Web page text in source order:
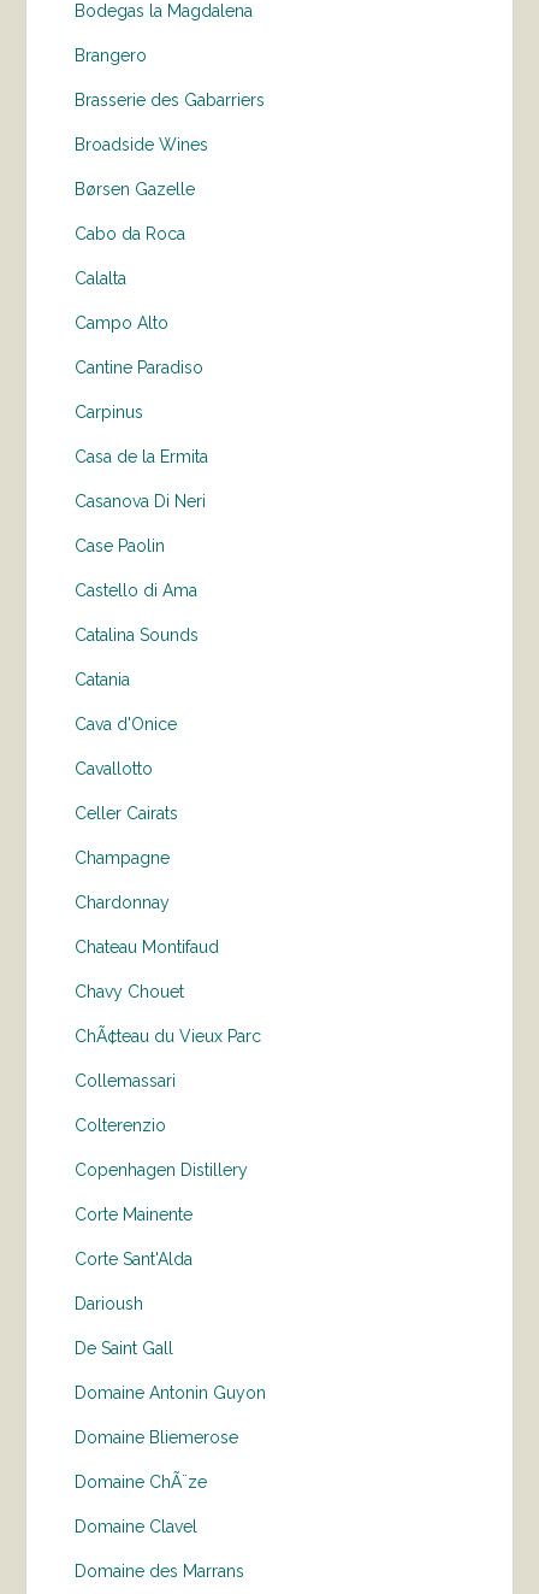
Bodegas la Magdalena
Brangero
Brasserie des Gabarriers
Broadside Wines
Børsen Gazelle
Cabo da Roca
Calalta
Campo Alto
Cantine Paradiso
Carpinus
Casa de la Ermita
Casanova Di Neri
Case Paolin
Castello di Ama
Catalina Sounds
Catania
Cava d'Onice
Cavallotto
Celler Cairats
Champagne
Chardonnay
Chateau Montifaud
Chavy Chouet
ChÃ¢teau du Vieux Parc
Collemassari
Colterenzio
Copenhagen Distillery
Corte Mainente
Corte Sant'Alda
Darioush
De Saint Gall
Domaine Antonin Guyon
Domaine Bliemerose
Domaine ChÃ¨ze
Domaine Clavel
Domaine des Marrans